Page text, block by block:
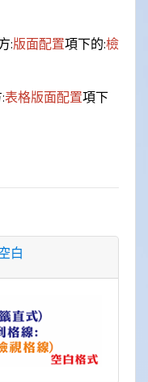
:版面配置項下的:檢
表格版面配置項下
白